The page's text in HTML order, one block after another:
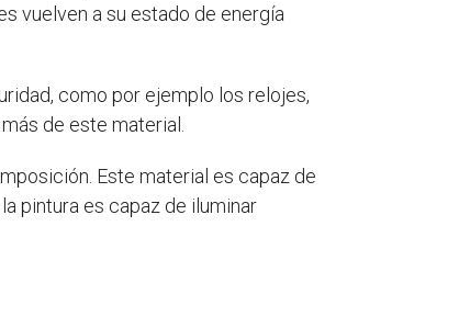
vuelven a su estado de energía
como por ejemplo los relojes,
de este material.
Este material es capaz de
pintura es capaz de iluminar